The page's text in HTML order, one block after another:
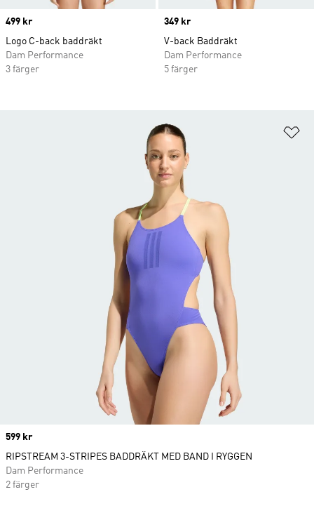
Price
499 kr
Logo C-back baddräkt
Dam Performance
3 färger
Price
349 kr
V-back Baddräkt
Dam Performance
5 färger
Price
599 kr
RIPSTREAM 3-STRIPES BADDRÄKT MED BAND I RYGGEN
Dam Performance
2 färger